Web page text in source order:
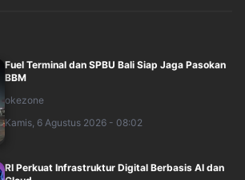
Fuel Terminal dan SPBU Bali Siap Jaga Pasokan
BBM
okezone
Kamis, 6 Agustus 2026 - 08:02
RI Perkuat Infrastruktur Digital Berbasis AI dan